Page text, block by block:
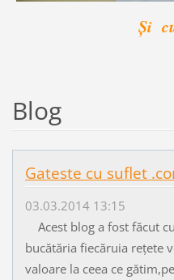
Și
Blog
Gateste cu suflet
03.03.2014 13:15
Acest blog a fost făcut
bucătăria fiecăruia rețete
valoare la ceea ce